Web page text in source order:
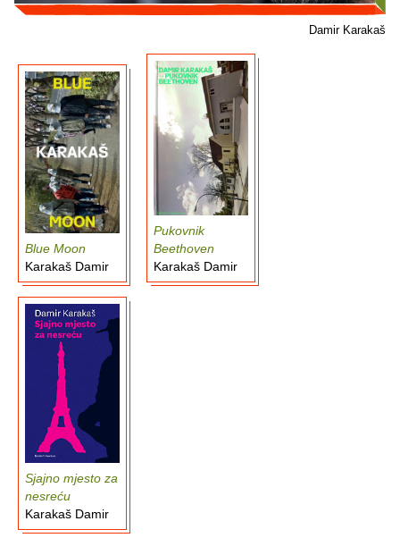
Damir Karakaš
Blue Moon
Karakaš Damir
Pukovnik
Beethoven
Karakaš Damir
Sjajno mjesto za
nesreću
Karakaš Damir